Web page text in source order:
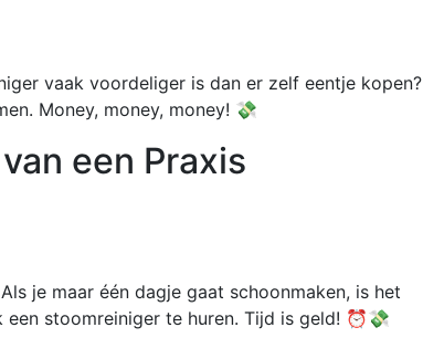
vaak voordeliger is dan er zelf eentje kopen?
Money, money, money! 💸
een Praxis
je maar één dagje gaat schoonmaken, is het
een stoomreiniger te huren. Tijd is geld! ⏰💸